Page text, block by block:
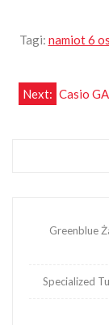
Tagi: namiot 6
Next: Casio
Greenblue
Specialized